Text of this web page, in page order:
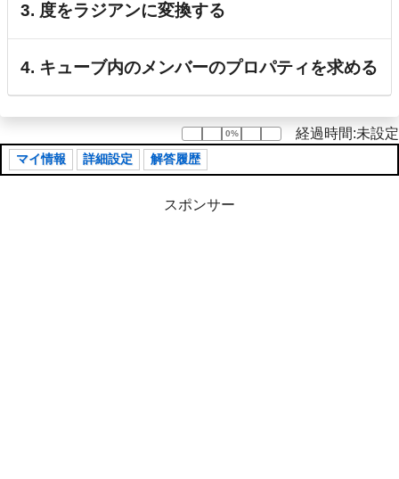
3. 度をラジアンに変換する
4. キューブ内のメンバーのプロパティを求める
0%
0% 経過時間:未設定
マイ情報 詳細設定 解答履歴
スポンサー